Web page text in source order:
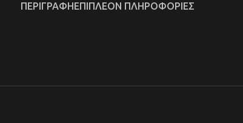
ΠΕΡΙΓΡΑΦΉΕΠΙΠΛΈΟΝ ΠΛΗΡΟΦΟΡΊΕΣ